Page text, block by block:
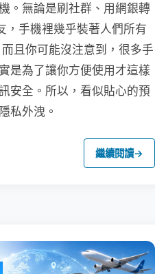
。無論是刷社群、用網銀轉
，手機裡幾乎裝著人們所有
且你可能沒注意到，很多手
是為了讓你方便使用才這樣
安全。所以，看似貼心的預
私外洩。
繼續閱讀→